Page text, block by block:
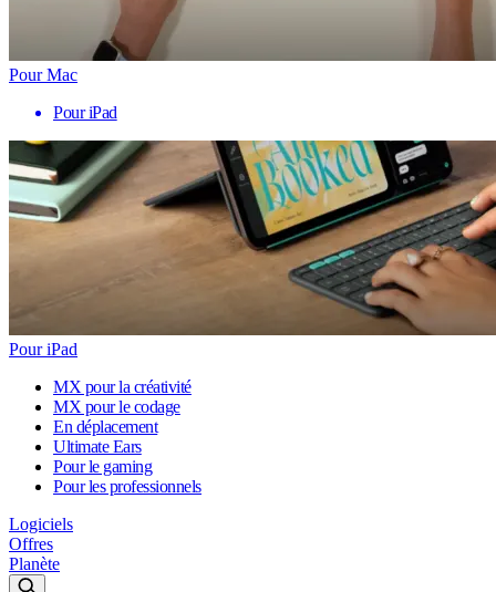
Pour Mac
Pour iPad
Pour iPad
MX pour la créativité
MX pour le codage
En déplacement
Ultimate Ears
Pour le gaming
Pour les professionnels
Logiciels
Offres
Planète